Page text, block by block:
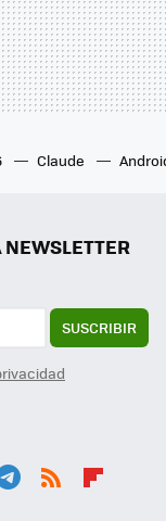
Claude
SUSCRIBIR